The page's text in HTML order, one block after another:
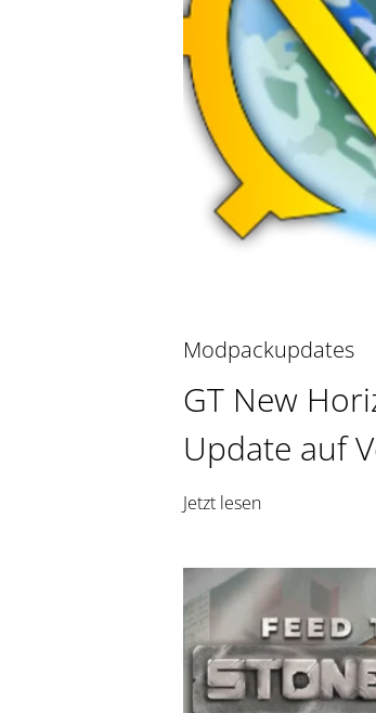
Modpackupdates
GT New
Update auf
Jetzt lesen